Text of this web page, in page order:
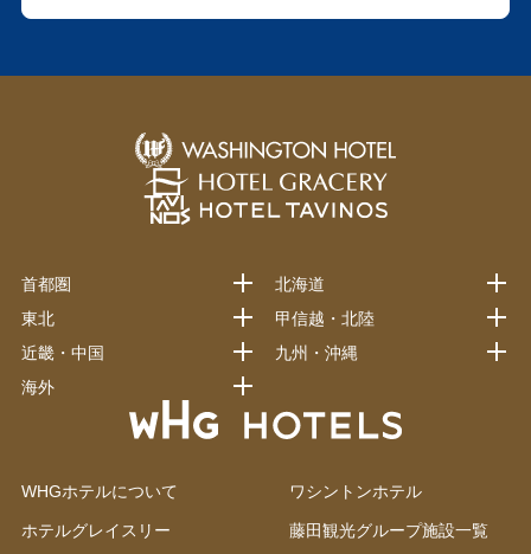
WHGホテルについて ワシントンホテル
ホテルグレイスリー 藤田観光グループ施設一覧
首都圏
北海道
東北
甲信越・北陸
近畿・中国
九州・沖縄
海外